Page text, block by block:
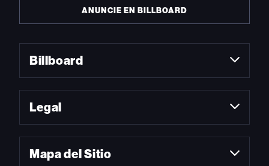
ANUNCIE EN BILLBOARD
Billboard
Legal
Mapa del Sitio